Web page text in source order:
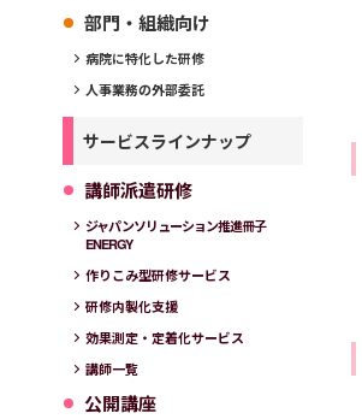
部門・組織向け
病院に特化した研修
人事業務の外部委託
サービスラインナップ
講師派遣研修
ジャパンソリューション推進冊子
ENERGY
作りこみ型研修サービス
研修内製化支援
効果測定・定着化サービス
講師一覧
公開講座